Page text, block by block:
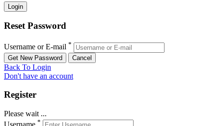
Reset Password
Username or E-mail *
Back To Login
Don't have an account
Register
Please wait ...
*